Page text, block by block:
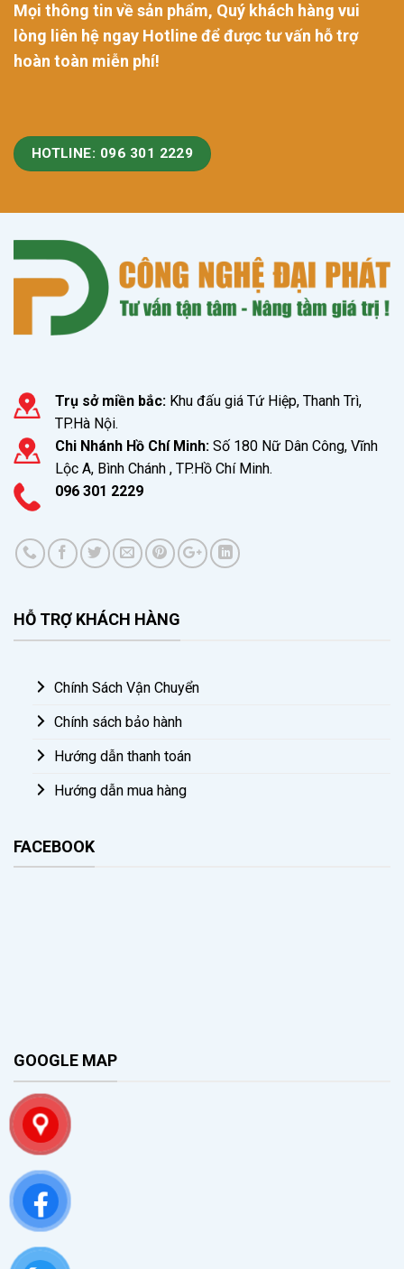
Mọi thông tin về sản phẩm, Quý khách hàng vui
lòng liên hệ ngay Hotline để được tư vấn hỗ trợ
hoàn toàn miễn phí!
HOTLINE: 096 301 2229
Trụ sở miền bắc: Khu đấu giá Tứ Hiệp, Thanh Trì,
TP.Hà Nội.
Chi Nhánh Hồ Chí Minh: Số 180 Nữ Dân Công, Vĩnh
Lộc A, Bình Chánh , TP.Hồ Chí Minh.
096 301 2229
HỖ TRỢ KHÁCH HÀNG
Chính Sách Vận Chuyển
Chính sách bảo hành
Hướng dẫn thanh toán
Hướng dẫn mua hàng
FACEBOOK
GOOGLE MAP